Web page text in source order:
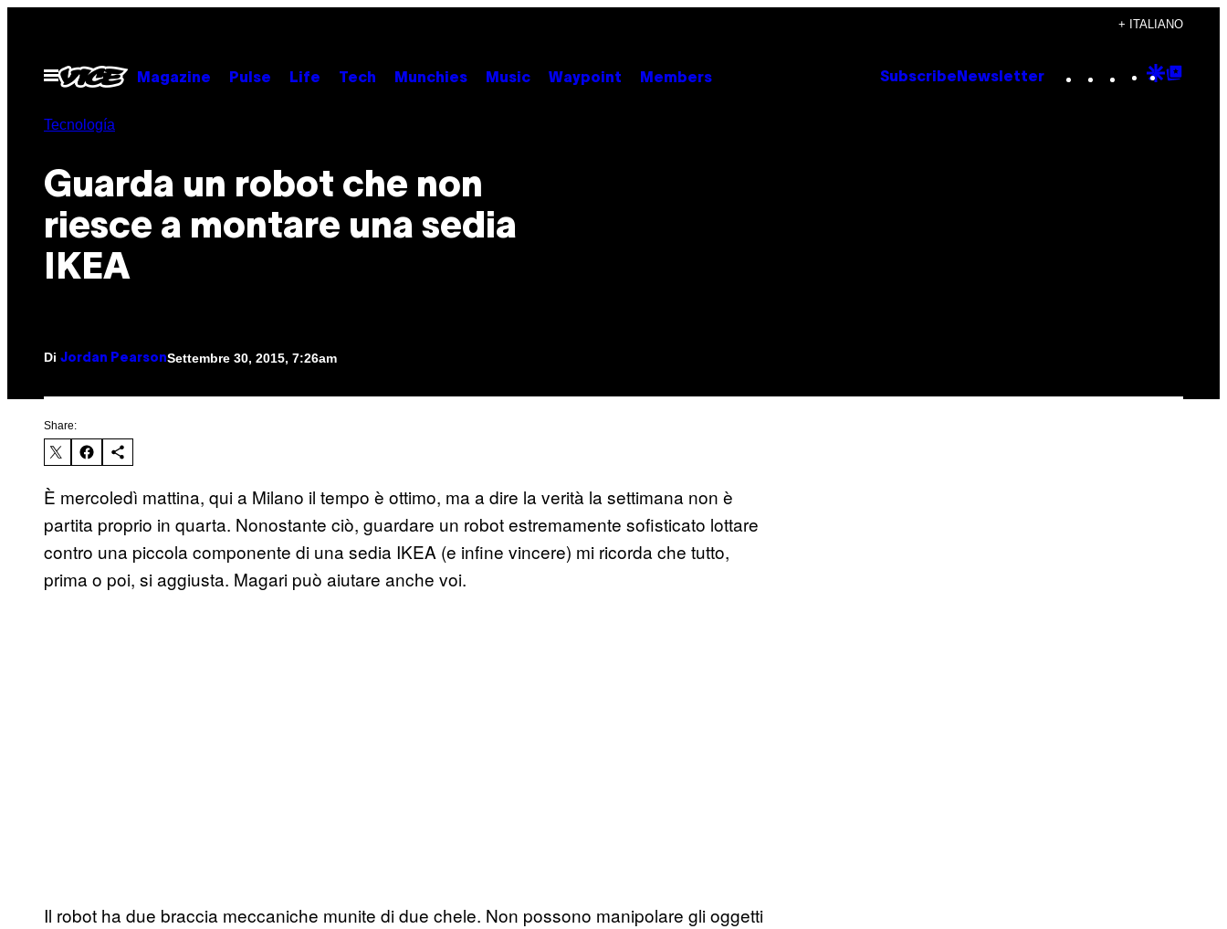
contenuto
+ ITALIANO
Apri
Magazine Pulse Life Tech Munchies Music Waypoint Members Subscribe Newsletter Instagram
TikTok
YouTube
Google
Tecnología
Guarda un robot che non
riesce a montare una sedia
IKEA
Di Jordan PearsonSettembre 30, 2015, 7:26am
Share:
È mercoledì mattina, qui a Milano il tempo è ottimo, ma a dire la verità la settimana non è
partita proprio in quarta. Nonostante ciò, guardare un robot estremamente sofisticato lottare
contro una piccola componente di una sedia IKEA (e infine vincere) mi ricorda che tutto,
prima o poi, si aggiusta. Magari può aiutare anche voi.
Il robot ha due braccia meccaniche munite di due chele. Non possono manipolare gli oggetti